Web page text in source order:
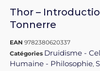
Thor –
Tonnerre
EAN 9782380620337
Catégories Druidisme -
Humaine - Philosophie,